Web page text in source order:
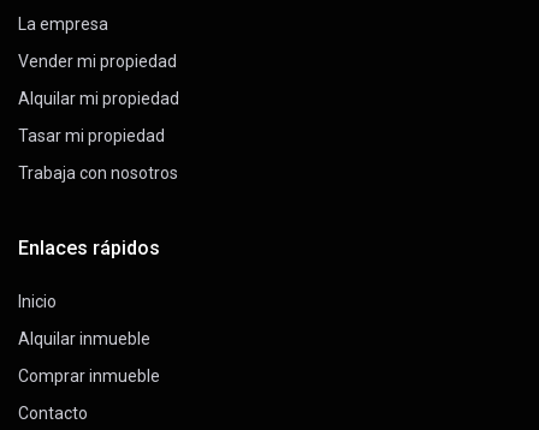
La empresa
Vender mi propiedad
Alquilar mi propiedad
Tasar mi propiedad
Trabaja con nosotros
Enlaces rápidos
Inicio
Alquilar inmueble
Comprar inmueble
Contacto